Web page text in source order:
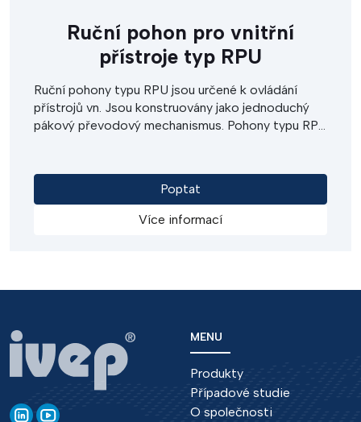
Ruční pohon pro vnitřní
přístroje typ RPU
Ruční pohony typu RPU jsou určené k ovládání
přístrojů vn. Jsou konstruovány jako jednoduchý
pákový převodový mechanismus. Pohony typu RPU
efektivně nahradit stávající ruční či pneumatické
ovládání během krátké odstávky. Pohony se
umísťují na čelo, nebo bok kobky či rozvaděče.
Poptat
Více informací
MENU
Produkty
Případové studie
O společnosti